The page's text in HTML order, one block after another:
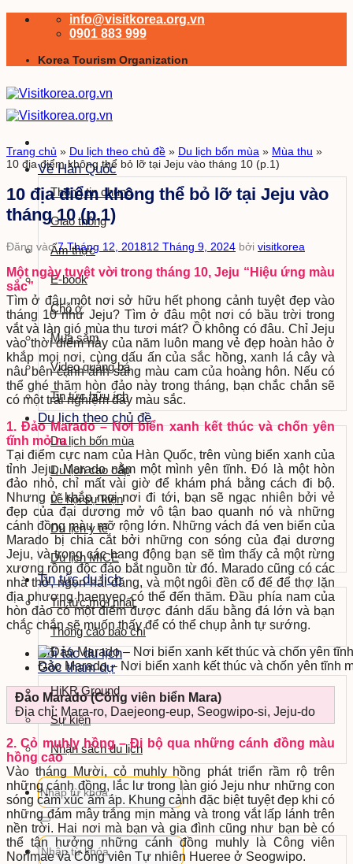
dung
info@visitkorea.org.vn
0901 883 999
Korea Tourism Organization
Về Hàn Quốc
Thông tin chung
Giao thông
Ẩm thực
E-book
Chỗ ở
Mua sắm
Video quảng bá
Tin tức hữu ích
Du lịch theo chủ đề
Du lịch bốn mùa
Du lịch cao cấp
Lễ hội sự kiện
Du lịch y tế
Du lịch MICE
Tin tức du lịch
Tin tức mới nhất
Thông cáo báo chí
Đối tác du lịch
Góc tham dự
HiKR Ground
Sự kiện
Nhận sách du lịch
Trang chủ » Du lịch theo chủ đề » Du lịch bốn mùa » Mùa thu »
10 địa điểm không thể bỏ lỡ tại Jeju vào tháng 10 (p.1)
10 địa điểm không thể bỏ lỡ tại Jeju vào
tháng 10 (p.1)
Đăng vào7 Tháng 12, 201812 Tháng 9, 2024 bởi visitkorea
Một ngày tuyệt vời trong tháng 10, Jeju “Hiệu ứng màu
sắc”
Tìm ở đâu một nơi sở hữu hết phong cảnh tuyệt đẹp vào
tháng 10 như Jeju? Tìm ở đâu một nơi có bầu trời trong
vắt và làn gió mùa thu tươi mát? Ồ không có đâu. Chỉ Jeju
vào thời điểm này của năm luôn mang vẻ đẹp hoàn hảo ở
khắp mọi nơi, cùng dấu ấn của sắc hồng, xanh lá cây và
nâu bên cạnh ánh sáng màu cam của hoàng hôn. Nếu có
thể ghé thăm hòn đảo này trong tháng, bạn chắc chắn sẽ
có một trải nghiệm đầy màu sắc.
1. Đảo Marado – Nơi biển xanh kết thúc và chốn yên
tĩnh mở ra
Tại điểm cực nam của Hàn Quốc, trên vùng biển xanh của
tỉnh Jeju, Marado nằm một mình yên tĩnh. Đó là một hòn
đảo nhỏ, chỉ mất vài giờ để khám phá bằng cách đi bộ.
Nhưng ở khắp mọi nơi đi tới, bạn sẽ ngạc nhiên bởi vẻ
đẹp của đại dương mở vô tận bao quanh nó và những
cánh đồng màu mỡ rộng lớn. Những vách đá ven biển của
Marado bị chia cắt bởi những con sóng của đại dương
Jeju, và trong các hang động bạn sẽ tìm thấy cả một rừng
xương rồng độc đáo bắt nguồn từ đó. Marado cũng có các
nhà thờ, ngọn hải đăng, và một ngôi đền cổ để để thợ lặn
địa phương haenyeo có thể đến thăm. Đầu phía nam của
hòn đảo có một điểm được đánh dấu bằng đá lớn và bạn
chắc chắn sẽ muốn thấy để có thể chụp ảnh tự sướng.
Đảo Marado – Nơi biển xanh kết thúc và chốn yên tĩnh
Đảo Marado (Công viên biển Mara)
Địa chỉ: Mara-ro, Daejeong-eup, Seogwipo-si, Jeju-do
2. Cỏ muhly hồng – Đi bộ qua những cánh đồng màu
hồng cao
Vào tháng Mười, cỏ muhly hồng phát triển rầm rộ trên
những cánh đồng, lắc lư trong làn gió Jeju như những con
sóng cảm xúc ấm áp. Khung cảnh đặc biệt tuyệt đẹp khi có
những đám mây trắng mịn màng và trong vắt lấp lánh trên
nền trời. Hai nơi mà bạn và gia đình cũng như bạn bè có
thể tận hưởng những cánh đồng muhly là Công viên
Norimae và Công viên Tự nhiên Hueree ở Seogwipo.